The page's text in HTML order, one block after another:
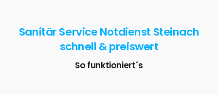
Sanitär Service Notdienst Steinach
schnell & preiswert
So funktioniert´s